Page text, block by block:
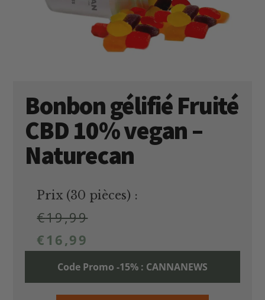
Bonbon gélifié Fruité
CBD 10% vegan –
Naturecan
Prix (30 pièces) :
€19,99
€ 16,99
Code Promo -15% : CANNANEWS